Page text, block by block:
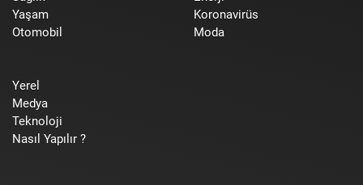
Yaşam
Otomobil
Koronavirüs
Moda
Yerel
Medya
Teknoloji
Nasıl Yapılır ?